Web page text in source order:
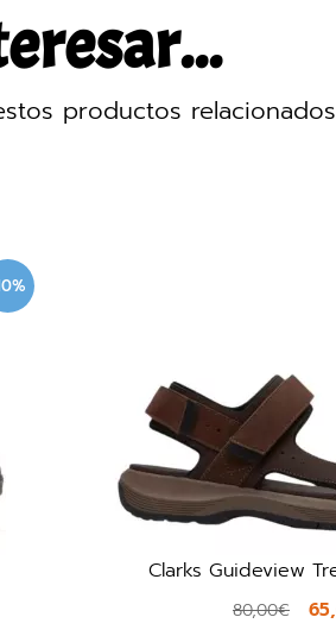
productos relacionados
Trek / MARRON